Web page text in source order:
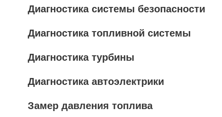
Диагностика системы безопасности
Диагностика топливной системы
Диагностика турбины
Диагностика автоэлектрики
Замер давления топлива